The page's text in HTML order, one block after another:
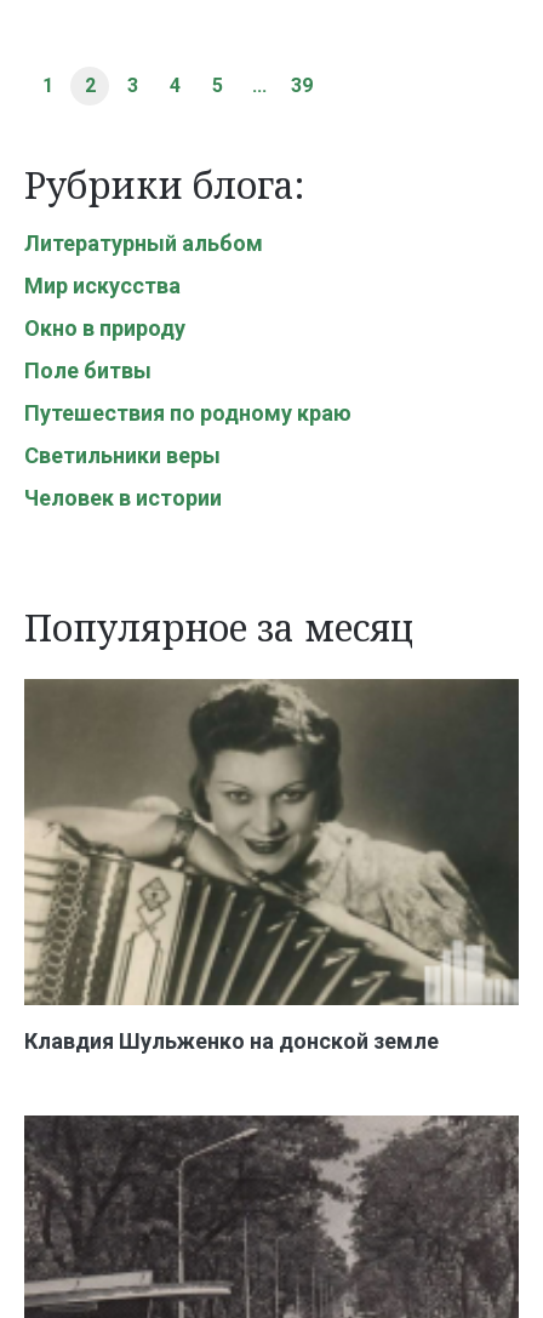
1 2 3 4 5 ... 39
Рубрики блога:
Литературный альбом
Мир искусства
Окно в природу
Поле битвы
Путешествия по родному краю
Светильники веры
Человек в истории
Популярное за месяц
Клавдия Шульженко на донской земле